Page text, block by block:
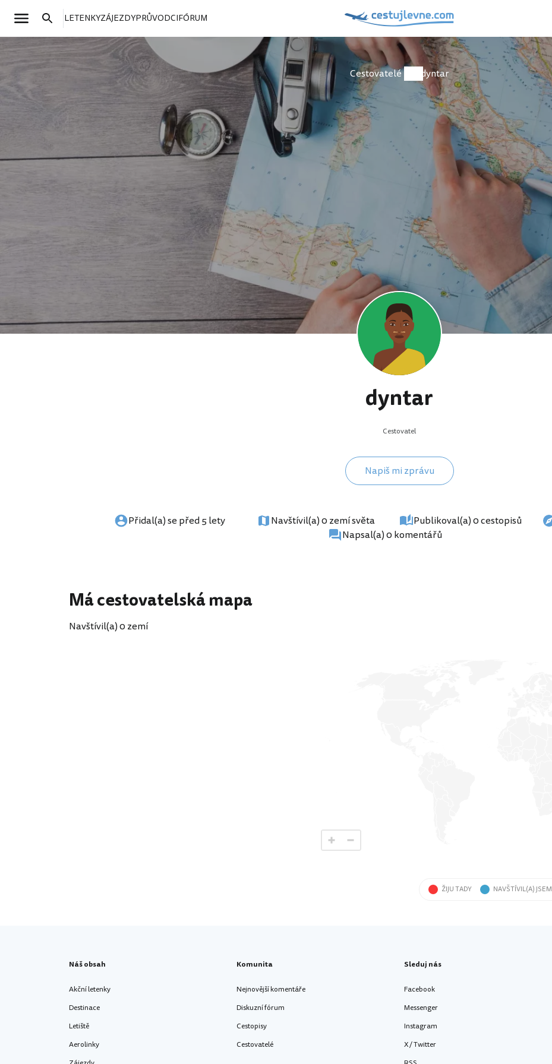
LETENKYZÁJEZDYPRŮVODCIFÓRUM
Cestovatelé dyntar
dyntar
Cestovatel
Napiš mi zprávu
Přidal(a) se před 5 lety Navštívil(a) 0 zemí světa Publikoval(a) 0 cestopisů
Napsal(a) 0 komentářů
Má cestovatelská mapa
Navštívil(a) 0 zemí
ŽIJU TADY NAVŠTÍVIL(A) JSEM
Náš obsah
Akční letenky
Destinace
Letiště
Aerolinky
Komunita
Nejnovější komentáře
Diskuzní fórum
Cestopisy
Cestovatelé
Sleduj nás
Facebook
Messenger
Instagram
X / Twitter